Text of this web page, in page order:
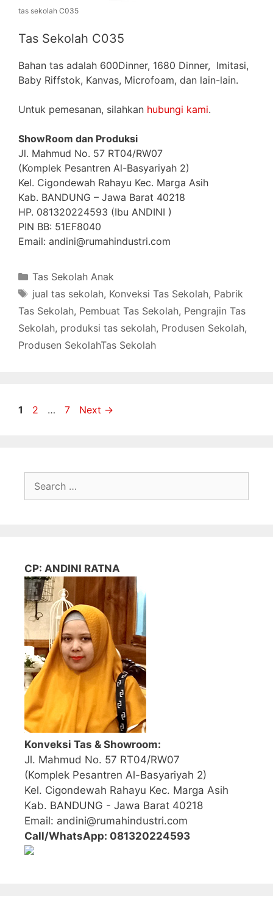
tas sekolah C035
Tas Sekolah C035
Bahan tas adalah 600Dinner, 1680 Dinner, Imitasi,
Baby Riffstok, Kanvas, Microfoam, dan lain-lain.
Untuk pemesanan, silahkan hubungi kami.
ShowRoom dan Produksi
Jl. Mahmud No. 57 RT04/RW07
(Komplek Pesantren Al-Basyariyah 2)
Kel. Cigondewah Rahayu Kec. Marga Asih
Kab. BANDUNG – Jawa Barat 40218
HP. 081320224593 (Ibu ANDINI )
PIN BB: 51EF8040
Email: andini@rumahindustri.com
Categories
Tas Sekolah Anak
Tags
jual tas sekolah, Konveksi Tas Sekolah, Pabrik
Tas Sekolah, Pembuat Tas Sekolah, Pengrajin Tas
Sekolah, produksi tas sekolah, Produsen Sekolah,
Produsen SekolahTas Sekolah
Page
1 Page
2 … Page
7 Next →
CP: ANDINI RATNA
Konveksi Tas & Showroom:
Jl. Mahmud No. 57 RT04/RW07
(Komplek Pesantren Al-Basyariyah 2)
Kel. Cigondewah Rahayu Kec. Marga Asih
Kab. BANDUNG - Jawa Barat 40218
Email: andini@rumahindustri.com
Call/WhatsApp: 081320224593